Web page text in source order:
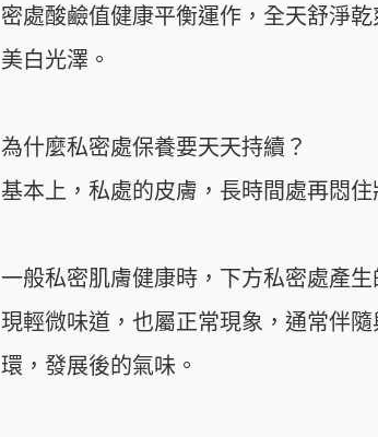
密處酸鹼值健康平衡運作，全天舒淨
美白光澤。
為什麼私密處保養要天天持續？
基本上，私處的皮膚，長時間處再悶
一般私密肌膚健康時，下方私密處產
現輕微味道，也屬正常現象，通常伴
環，發展後的氣味。